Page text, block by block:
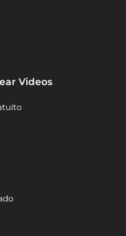
Videos